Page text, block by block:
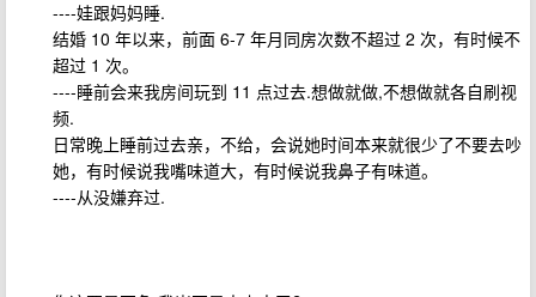
----娃跟妈妈睡.
结婚 10 年以来，前面 6-7 年月同房次数不超过 2 次，有时候不
超过 1 次。
----睡前会来我房间玩到 11 点过去.想做就做,不想做就各自刷视
频.
日常晚上睡前过去亲，不给，会说她时间本来就很少了不要去吵
她，有时候说我嘴味道大，有时候说我鼻子有味道。
----从没嫌弃过.